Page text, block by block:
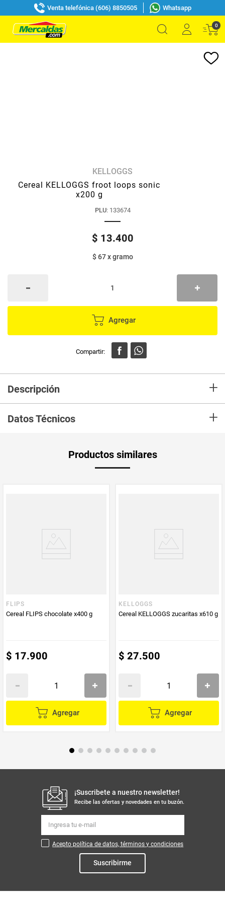
Venta telefónica (606) 8850505 Whatsapp
0
KELLOGGS
Cereal KELLOGGS froot loops sonic
x200 g
PLU: 133674
$ 13.400
$ 67xgramo
Agregar
Descripción +
Datos Técnicos +
Productos similares
FLIPS
Cereal FLIPS chocolate x400 g
$ 17.900
Agregar
KELLOGGS
Cereal KELLOGGS zucaritas x610 g
$ 27.500
Agregar
¡Suscribete a nuestro newsletter!
Recibe las ofertas y novedades en tu buzón.
Acepto política de datos, términos y condiciones
Suscribirme